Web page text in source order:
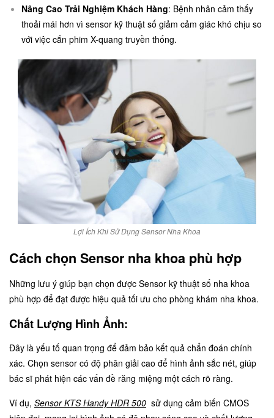
Nâng Cao Trải Nghiệm Khách Hàng: Bệnh nhân cảm thấy
thoải mái hơn vì sensor kỹ thuật số giảm cảm giác khó chịu so
với việc cắn phim X-quang truyền thống.
Lợi Ích Khi Sử Dụng Sensor Nha Khoa
Cách chọn Sensor nha khoa phù hợp
Những lưu ý giúp bạn chọn được Sensor kỹ thuật số nha khoa
phù hợp để đạt được hiệu quả tối ưu cho phòng khám nha khoa.
Chất Lượng Hình Ảnh:
Đây là yếu tố quan trọng để đảm bảo kết quả chẩn đoán chính
xác. Chọn sensor có độ phân giải cao để hình ảnh sắc nét, giúp
bác sĩ phát hiện các vấn đề răng miệng một cách rõ ràng.
Ví dụ, Sensor KTS Handy HDR 500 sử dụng cảm biến CMOS